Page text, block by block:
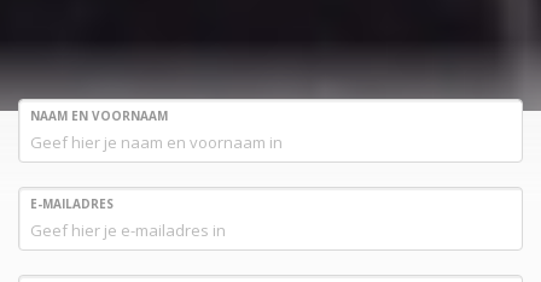
NAAM EN VOORNAAM
E-MAILADRES